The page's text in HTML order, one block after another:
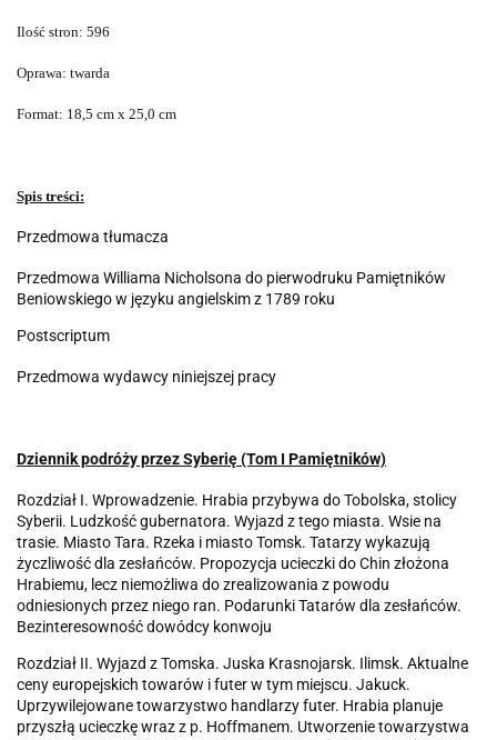
Ilość stron: 596
Oprawa: twarda
Format: 18,5 cm x 25,0 cm
Spis treści:
Przedmowa tłumacza
Przedmowa Williama Nicholsona do pierwodruku Pamiętników
Beniowskiego w języku angielskim z 1789 roku
Postscriptum
Przedmowa wydawcy niniejszej pracy
Dziennik podróży przez Syberię (Tom I Pamiętników)
Rozdział I. Wprowadzenie. Hrabia przybywa do Tobolska, stolicy
Syberii. Ludzkość gubernatora. Wyjazd z tego miasta. Wsie na
trasie. Miasto Tara. Rzeka i miasto Tomsk. Tatarzy wykazują
życzliwość dla zesłańców. Propozycja ucieczki do Chin złożona
Hrabiemu, lecz niemożliwa do zrealizowania z powodu
odniesionych przez niego ran. Podarunki Tatarów dla zesłańców.
Bezinteresowność dowódcy konwoju
Rozdział II. Wyjazd z Tomska. Juska Krasnojarsk. Ilimsk. Aktualne
ceny europejskich towarów i futer w tym miejscu. Jakuck.
Uprzywilejowane towarzystwo handlarzy futer. Hrabia planuje
przyszłą ucieczkę wraz z p. Hoffmanem. Utworzenie towarzystwa